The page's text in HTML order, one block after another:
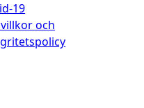
19
och